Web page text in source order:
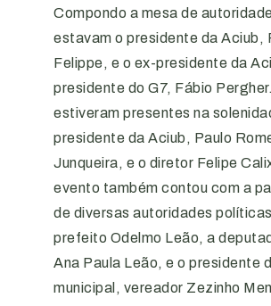
Compondo a mesa de
estavam o presidente da Aciub,
Felippe, e o ex-presidente da
presidente do G7, Fábio
estiveram presentes na
presidente da Aciub, Paulo
Junqueira, e o diretor Felipe
evento também contou com a
de diversas autoridades
prefeito Odelmo Leão, a
Ana Paula Leão, e o presidente
municipal, vereador Zezinho